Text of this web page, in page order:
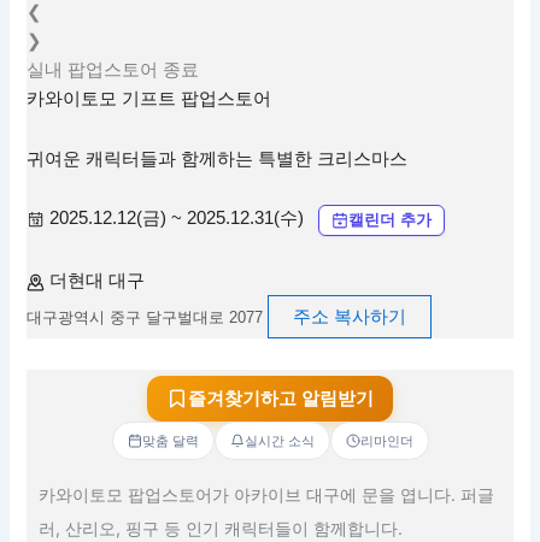
❮
❯
실내 팝업스토어 종료
카와이토모 기프트 팝업스토어
귀여운 캐릭터들과 함께하는 특별한 크리스마스
2025.12.12(금) ~ 2025.12.31(수) 캘린더 추가
더현대 대구
대구광역시 중구 달구벌대로 2077 주소 복사하기
즐겨찾기하고 알림받기
맞춤 달력 실시간 소식 리마인더
카와이토모 팝업스토어가 아카이브 대구에 문을 엽니다. 퍼글
러, 산리오, 핑구 등 인기 캐릭터들이 함께합니다.